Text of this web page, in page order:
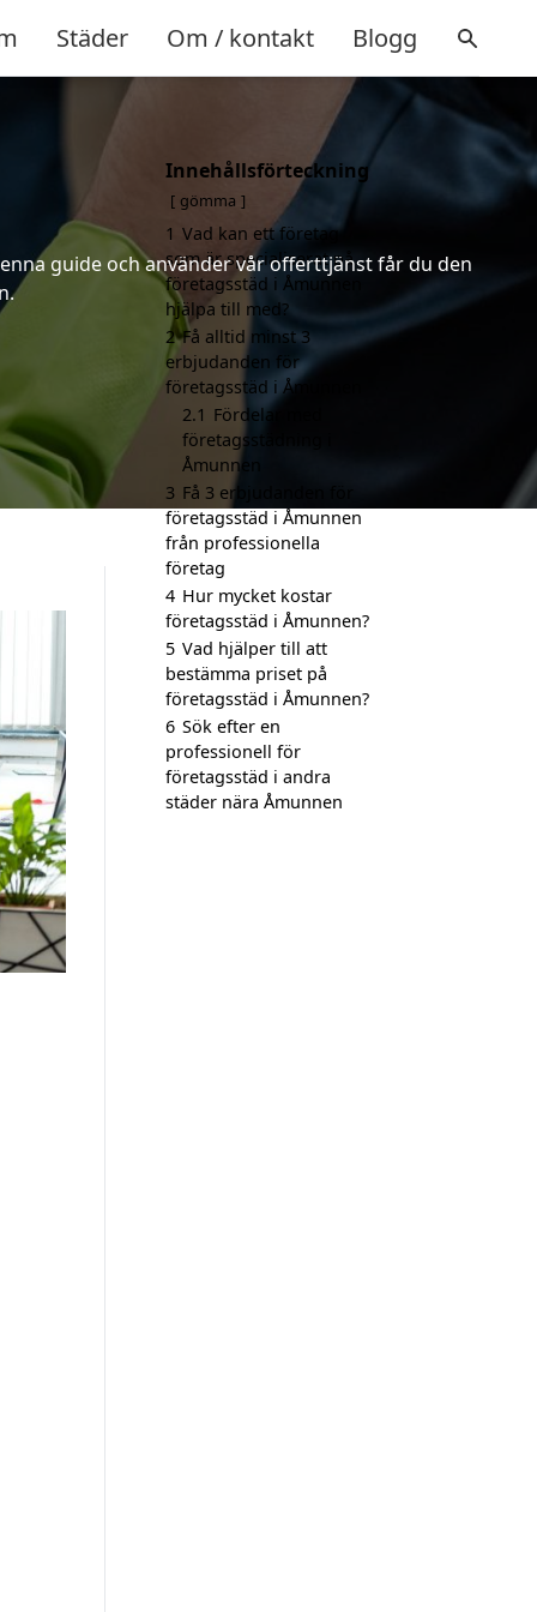
Städer Om / kontakt Blogg
guide och använder vår offerttjänst får du den
Innehållsförteckning
gömma
1 Vad kan ett företag
som är specialiserat på
företagsstäd i Åmunnen
hjälpa till med?
2 Få alltid minst 3
erbjudanden för
företagsstäd i Åmunnen
2.1 Fördelar med
företagsstädning i
Åmunnen
3 Få 3 erbjudanden för
företagsstäd i Åmunnen
från professionella
företag
4 Hur mycket kostar
företagsstäd i Åmunnen?
5 Vad hjälper till att
bestämma priset på
företagsstäd i Åmunnen?
6 Sök efter en
professionell för
företagsstäd i andra
städer nära Åmunnen